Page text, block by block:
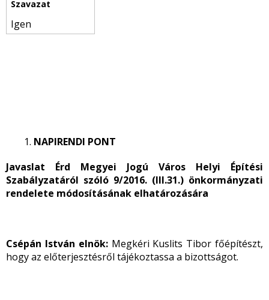
Igen
NAPIRENDI PONT
Javaslat Érd Megyei Jogú Város Helyi Építési
Szabályzatáról szóló 9/2016. (III.31.) önkormányzati
rendelete módosításának elhatározására
Csépán István elnök: Megkéri Kuslits Tibor főépítészt,
hogy az előterjesztésről tájékoztassa a bizottságot.